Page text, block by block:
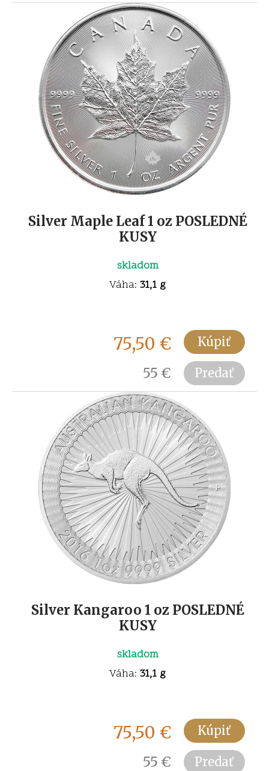
Silver Maple Leaf 1 oz POSLEDNÉ
KUSY
skladom
Váha: 31,1 g
75,50 €
55 €
Kúpiť
Predať
Silver Kangaroo 1 oz POSLEDNÉ
KUSY
skladom
Váha: 31,1 g
75,50 €
55 €
Kúpiť
Predať